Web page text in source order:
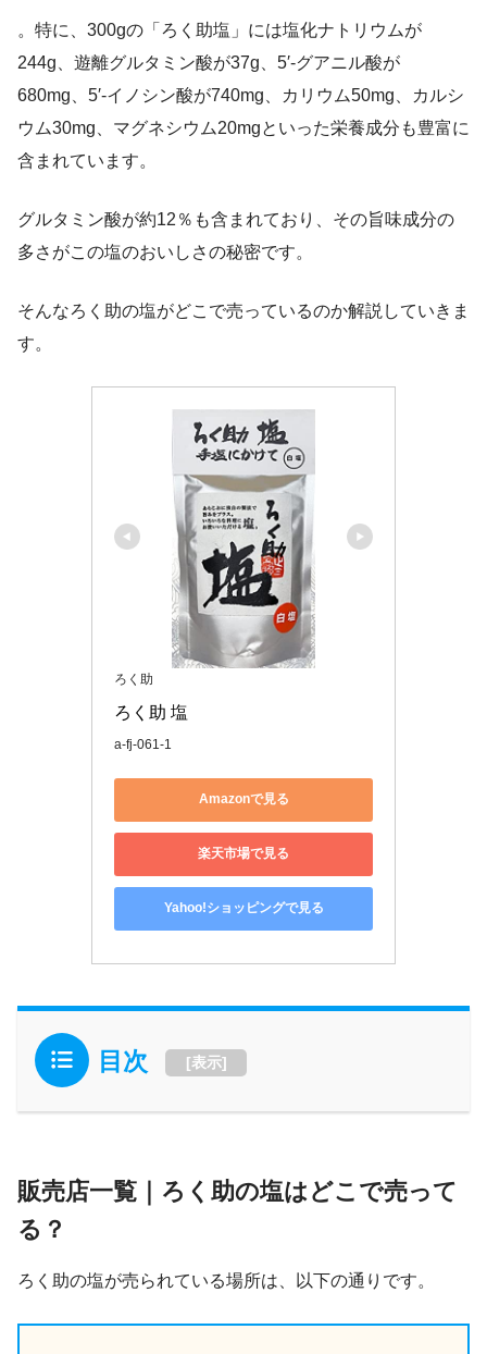
。特に、300gの「ろく助塩」には塩化ナトリウムが
244g、遊離グルタミン酸が37g、5′-グアニル酸が
680mg、5′-イノシン酸が740mg、カリウム50mg、カルシ
ウム30mg、マグネシウム20mgといった栄養成分も豊富に
含まれています。
グルタミン酸が約12％も含まれており、その旨味成分の
多さがこの塩のおいしさの秘密です。
そんなろく助の塩がどこで売っているのか解説していきま
す。
ろく助
ろく助 塩
a-fj-061-1
Amazonで見る
楽天市場で見る
Yahoo!ショッピングで見る
目次 [表示]
販売店一覧｜ろく助の塩はどこで売って
る？
ろく助の塩が売られている場所は、以下の通りです。